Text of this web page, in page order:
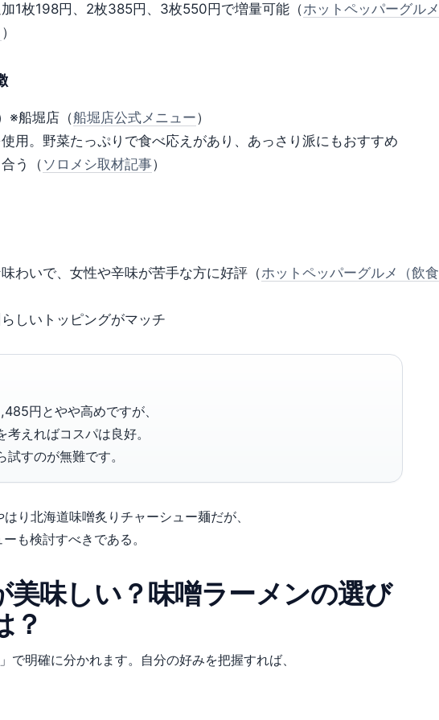
1枚198円、2枚385円、3枚550円で増量可能（ホットペッパーグルメ
）
※船堀店（船堀店公式メニュー）
用。野菜たっぷりで食べ応えがあり、あっさり派にもおすすめ
う（ ソロメシ取材記事）
わいで、女性や辛味が苦手な方に好評（ホットペッパーグルメ（飲食
しいトッピングがマッチ
円とやや高めですが、
えればコスパは良好。
すのが無難です。
り北海道味噌炙りチャーシュー麺だが、
も検討すべきである。
美味しい？味噌ラーメンの選び
？
で明確に分かれます。自分の好みを把握すれば、